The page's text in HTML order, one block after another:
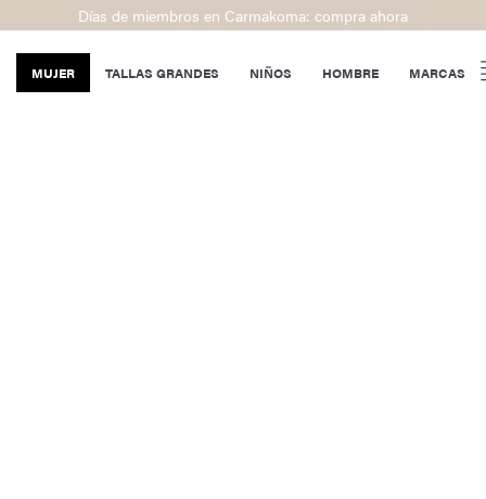
Días de miembros en Carmakoma: compra ahora
MUJER TALLAS GRANDES NIÑOS HOMBRE MARCAS